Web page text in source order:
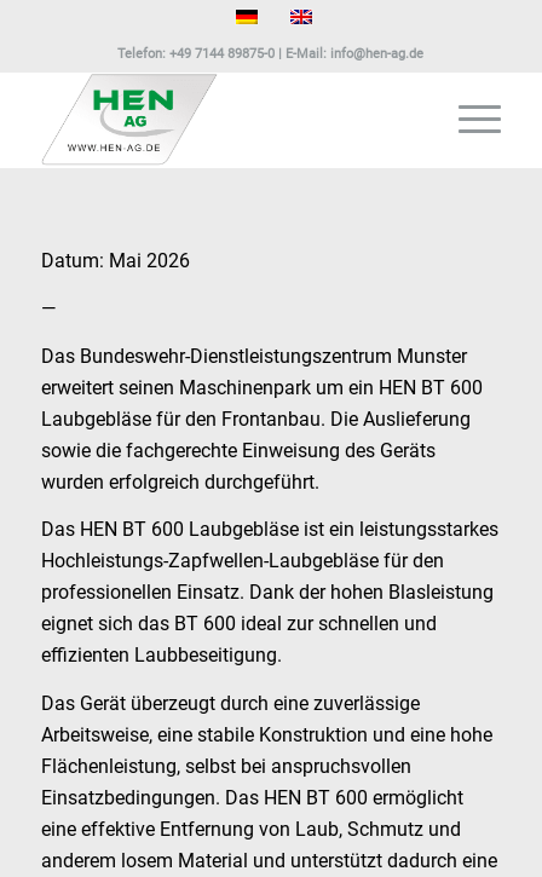
Telefon:+49 7144 89875-0 | E-Mail: info@hen-ag.de
Datum: Mai 2026
—
Das Bundeswehr-Dienstleistungszentrum Munster
erweitert seinen Maschinenpark um ein HEN BT 600
Laubgebläse für den Frontanbau. Die Auslieferung
sowie die fachgerechte Einweisung des Geräts
wurden erfolgreich durchgeführt.
Das HEN BT 600 Laubgebläse ist ein leistungsstarkes
Hochleistungs-Zapfwellen-Laubgebläse für den
professionellen Einsatz. Dank der hohen Blasleistung
eignet sich das BT 600 ideal zur schnellen und
effizienten Laubbeseitigung.
Das Gerät überzeugt durch eine zuverlässige
Arbeitsweise, eine stabile Konstruktion und eine hohe
Flächenleistung, selbst bei anspruchsvollen
Einsatzbedingungen. Das HEN BT 600 ermöglicht
eine effektive Entfernung von Laub, Schmutz und
anderem losem Material und unterstützt dadurch eine